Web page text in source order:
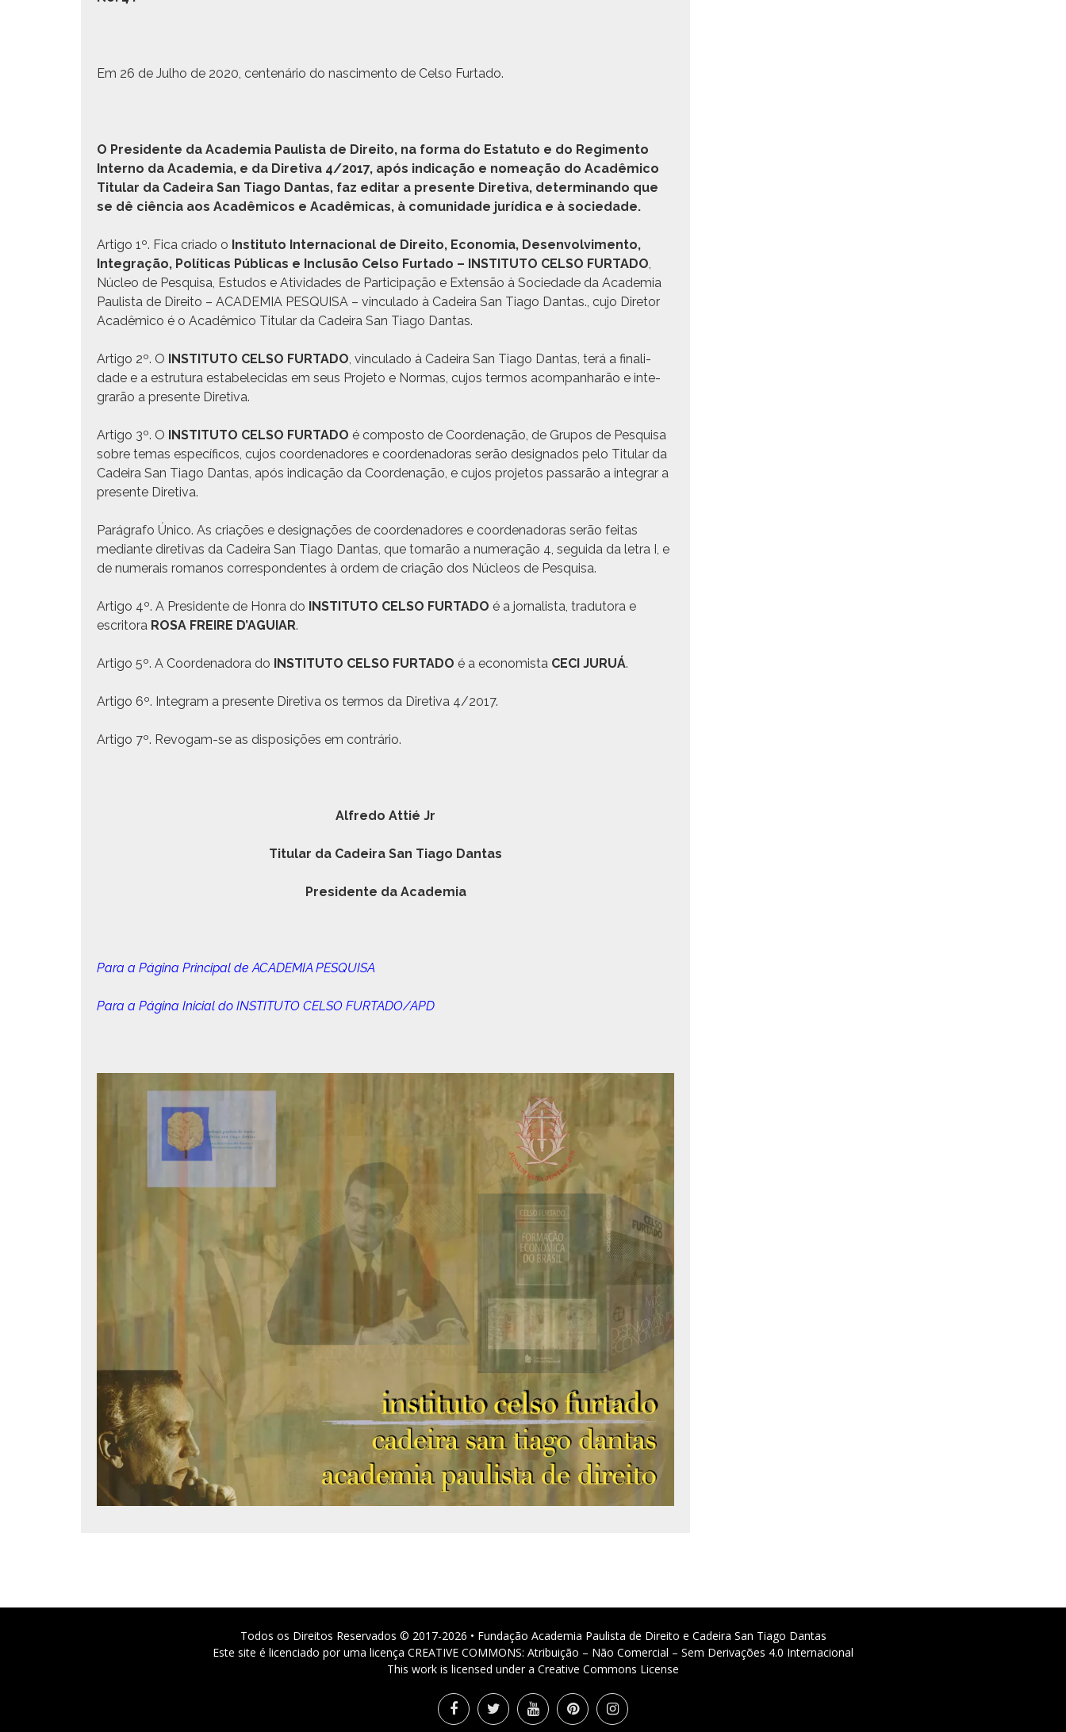
Em 26 de Jul­ho de 2020, cen­tenário do nasci­men­to de Cel­so Furtado.
O Pres­i­dente da Acad­e­mia Paulista de Dire­ito, na for­ma do Estatu­to e do Reg­i­men­to
Inter­no da Acad­e­mia, e da Dire­ti­va 4/2017, após indi­cação e nomeação do Acadêmi­co
Tit­u­lar da Cadeira San Tia­go Dan­tas, faz edi­tar a pre­sente Dire­ti­va, deter­mi­nan­do que
se dê ciên­cia aos Acadêmi­cos e Acadêmi­cas, à comu­nidade jurídi­ca e à sociedade.
Arti­go 1º. Fica cri­a­do o Insti­tu­to Inter­na­cional de Dire­ito, Econo­mia, Desen­volvi­men­to,
Inte­gração, Políti­cas Públi­cas e Inclusão Cel­so Fur­ta­do – INSTITUTO CELSO FURTADO,
Núcleo de Pesquisa, Estu­dos e Ativi­dades de Par­tic­i­pação e Exten­são à Sociedade da Acad­e­mia
Paulista de Dire­ito – ACADEMIA PESQUISA – vin­cu­la­do à Cadeira San Tia­go Dan­tas., cujo Dire­tor
Acadêmi­co é o Acadêmi­co Tit­u­lar da Cadeira San Tia­go Dantas.
Arti­go 2º. O INSTITUTO CELSO FURTADO, vin­cu­la­do à Cadeira San Tia­go Dan­tas, terá a final­i­
dade e a estru­tu­ra esta­b­ele­ci­das em seus Pro­je­to e Nor­mas, cujos ter­mos acom­pan­harão e inte­
grarão a pre­sente Diretiva.
Arti­go 3º. O INSTITUTO CELSO FURTADO é com­pos­to de Coor­de­nação, de Gru­pos de Pesquisa
sobre temas especí­fi­cos, cujos coor­de­nadores e coor­de­nado­ras serão des­ig­na­dos pelo Tit­u­lar da
Cadeira San Tia­go Dan­tas, após indi­cação da Coor­de­nação, e cujos pro­je­tos pas­sarão a inte­grar a
pre­sente Diretiva.
Pará­grafo Úni­co. As cri­ações e des­ig­nações de coor­de­nadores e coor­de­nado­ras serão feitas
medi­ante dire­ti­vas da Cadeira San Tia­go Dan­tas, que tomarão a numer­ação 4, segui­da da letra I, e
de numerais romanos cor­re­spon­dentes à ordem de cri­ação dos Núcleos de Pesquisa.
Arti­go 4º. A Pres­i­dente de Hon­ra do INSTITUTO CELSO FURTADO é a jor­nal­ista, tradu­to­ra e
escrito­ra ROSA FREIRE D’AGUIAR.
Arti­go 5º. A Coor­de­nado­ra do INSTITUTO CELSO FURTADO é a econ­o­mista CECI JURUÁ.
Arti­go 6º. Inte­gram a pre­sente Dire­ti­va os ter­mos da Dire­ti­va 4/2017.
Arti­go 7º. Revogam-se as dis­posições em contrário.
Alfre­do Attié Jr
Tit­u­lar da Cadeira San Tia­go Dantas
Pres­i­dente da Academia
Para a Pági­na Prin­ci­pal de ACADEMIA PESQUISA
Para a Pági­na Ini­cial do INSTITUTO CELSO FURTADO/APD
Todos os Direitos Reservados © 2017-2026 • Fundação Academia Paulista de Direito e Cadeira San Tiago Dantas
Este site é licenciado por uma licença CREATIVE COMMONS: Atribuição – Não Comercial – Sem Derivações 4.0 Internacional
This work is licensed under a Creative Commons License